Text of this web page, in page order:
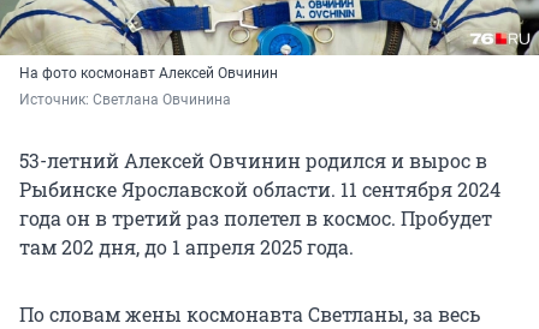
На фото космонавт Алексей Овчинин
Источник: Светлана Овчинина
53-летний Алексей Овчинин родился и вырос в
Рыбинске Ярославской области. 11 сентября 2024
года он в третий раз полетел в космос. Пробудет
там 202 дня, до 1 апреля 2025 года.
По словам жены космонавта Светланы, за весь